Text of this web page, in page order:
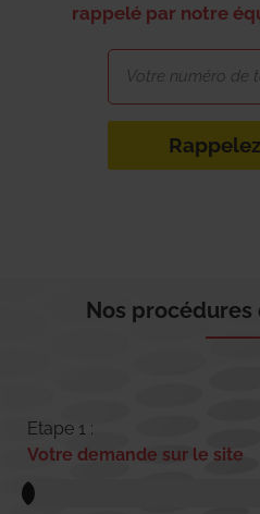
rappelé par notre
Nos procédures
Etape 1 :
Votre demande sur le site